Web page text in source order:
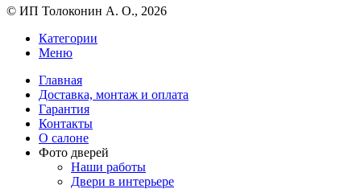
© ИП Толоконин А. О., 2026
Категории
Меню
Главная
Доставка, монтаж и оплата
Гарантия
Контакты
О салоне
Фото дверей
Наши работы
Двери в интерьере